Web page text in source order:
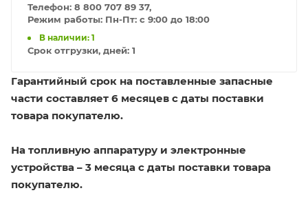
Телефон: 8 800 707 89 37,
Режим работы: Пн-Пт: с 9:00 до 18:00
В наличии: 1
Срок отгрузки, дней: 1
Гарантийный срок на поставленные запасные
части составляет 6 месяцев с даты поставки
товара покупателю.
На топливную аппаратуру и электронные
устройства – 3 месяца с даты поставки товара
покупателю.